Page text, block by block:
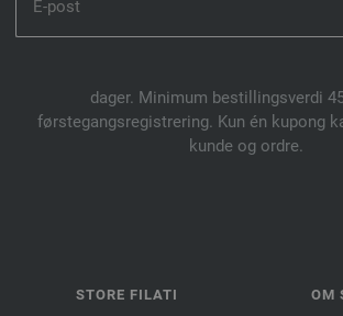
dager. Minimum bestillingsverdi
førstegangsregistrering. Kun én kupong
kunde og ordre.
STORE FILATI OM